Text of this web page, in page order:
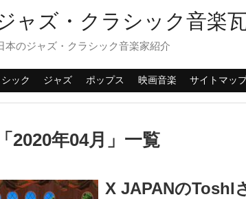
ャズ・クラシック音楽
本のジャズ・クラシック音楽家紹介
ック ジャズ ポップス 映画音楽 サイトマッ
「 2020年04月 」 一覧
X JAPANのToshl